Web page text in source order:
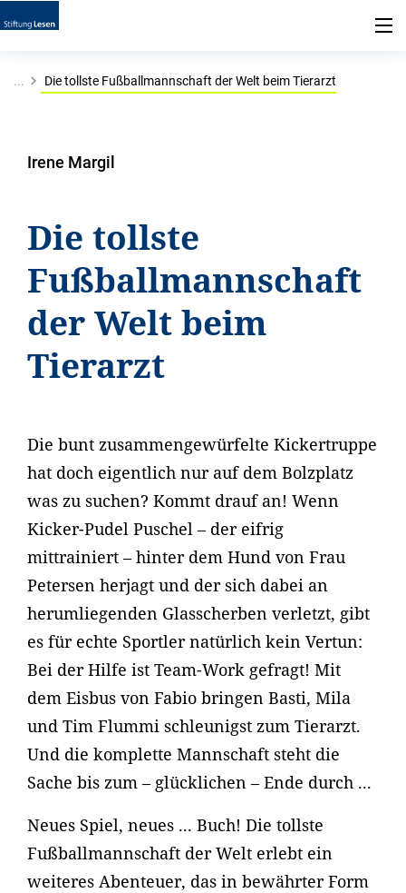
... Die tollste Fußballmannschaft der Welt beim Tierarzt
Irene Margil
Die tollste
Fußballmannschaft
der Welt beim
Tierarzt
Die bunt zusammengewürfelte Kickertruppe
hat doch eigentlich nur auf dem Bolzplatz
was zu suchen? Kommt drauf an! Wenn
Kicker-Pudel Puschel – der eifrig
mittrainiert – hinter dem Hund von Frau
Petersen herjagt und der sich dabei an
herumliegenden Glasscherben verletzt, gibt
es für echte Sportler natürlich kein Vertun:
Bei der Hilfe ist Team-Work gefragt! Mit
dem Eisbus von Fabio bringen Basti, Mila
und Tim Flummi schleunigst zum Tierarzt.
Und die komplette Mannschaft steht die
Sache bis zum – glücklichen – Ende durch ...
Neues Spiel, neues ... Buch! Die tollste
Fußballmannschaft der Welt erlebt ein
weiteres Abenteuer, das in bewährter Form